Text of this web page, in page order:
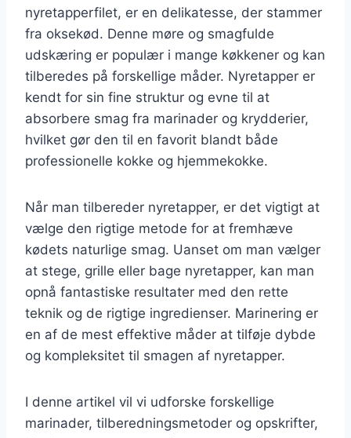
nyretapperfilet, er en delikatesse, der stammer
fra oksekød. Denne møre og smagfulde
udskæring er populær i mange køkkener og kan
tilberedes på forskellige måder. Nyretapper er
kendt for sin fine struktur og evne til at
absorbere smag fra marinader og krydderier,
hvilket gør den til en favorit blandt både
professionelle kokke og hjemmekokke.
Når man tilbereder nyretapper, er det vigtigt at
vælge den rigtige metode for at fremhæve
kødets naturlige smag. Uanset om man vælger
at stege, grille eller bage nyretapper, kan man
opnå fantastiske resultater med den rette
teknik og de rigtige ingredienser. Marinering er
en af de mest effektive måder at tilføje dybde
og kompleksitet til smagen af nyretapper.
I denne artikel vil vi udforske forskellige
marinader, tilberedningsmetoder og opskrifter,